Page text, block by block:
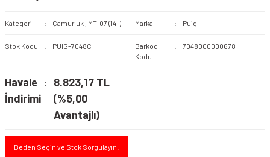
Kategori Çamurluk , MT-07 (14-) Marka Puig
Stok Kodu PUIG-7048C
Barkod
Kodu
7048000000678
Havale
İndirimi
8.823,17 TL
(%5,00
Avantajlı)
Beden Seçin ve Stok Sorgulayın!